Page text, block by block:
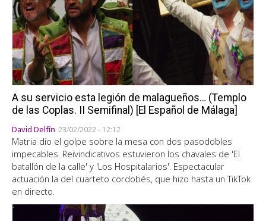
A su servicio esta legión de malagueños… (Templo
de las Coplas. II Semifinal) [El Español de Málaga]
David Delfín 23/02/2022 - 12:12
Matria dio el golpe sobre la mesa con dos pasodobles
impecables. Reivindicativos estuvieron los chavales de 'El
batallón de la calle' y 'Los Hospitalarios'. Espectacular
actuación la del cuarteto cordobés, que hizo hasta un TikTok
en directo.